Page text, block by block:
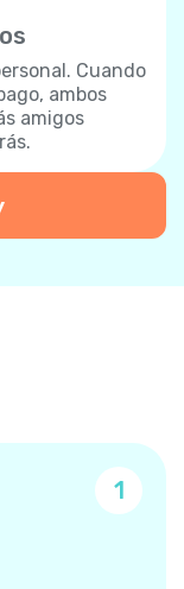
Cuando
ambos
amigos
1